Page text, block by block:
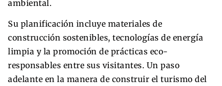
ambiental.
Su planificación incluye materiales de
construcción sostenibles, tecnologías de energía
limpia y la promoción de prácticas eco-
responsables entre sus visitantes. Un paso
adelante en la manera de construir el turismo del